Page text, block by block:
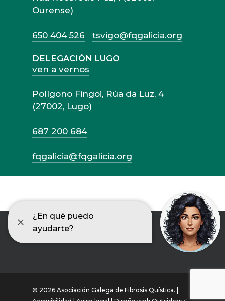
Ourense)
650 404 526 tsvigo@fqgalicia.org
DELEGACIÓN LUGO
ven a vernos
Polígono Fingoi, Rúa da Luz, 4
(27002, Lugo)
687 200 684
fqgalicia@fqgalicia.org
© 2026 Asociación Galega de Fibrosis Quística. |